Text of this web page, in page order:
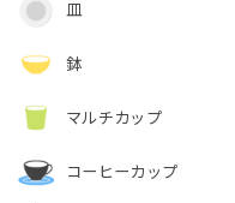
皿
鉢
マルチカップ
コーヒーカップ